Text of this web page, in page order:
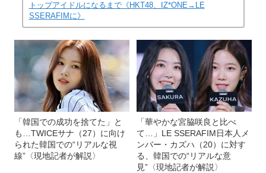
トップアイドルになるまで《HKT48、IZ*ONE→LE
SSERAFIMに》
「韓国での成功を捨てた」と
も…TWICEサナ（27）に向け
られた韓国での“リアルな視
線”〈現地記者が解説〉
「華やかな宮脇咲良と比べ
て…」LE SSERAFIM日本人メ
ンバー・カズハ（20）に対す
る、韓国での“リアルな意
見”〈現地記者が解説〉